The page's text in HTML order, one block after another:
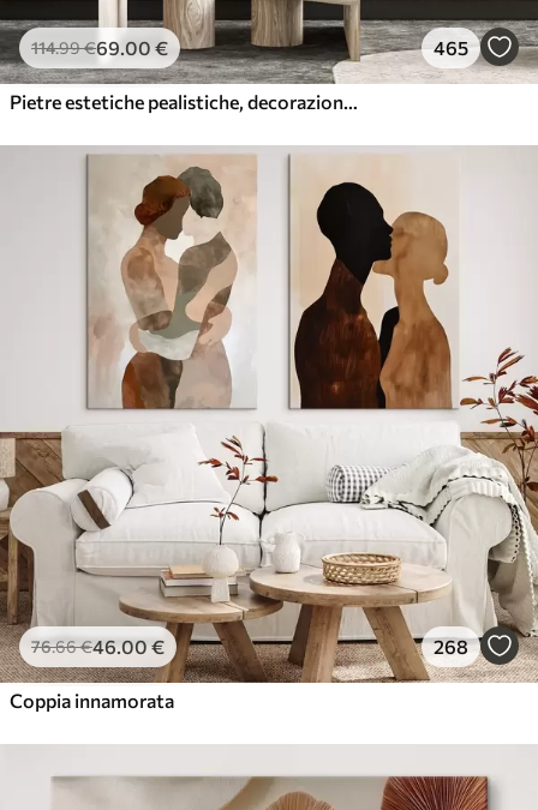
114.99€69.00 € 465
Pietre estetiche pealistiche, decorazione della casa, illuminazione naturale
76.66€46.00 € 268
Coppia innamorata